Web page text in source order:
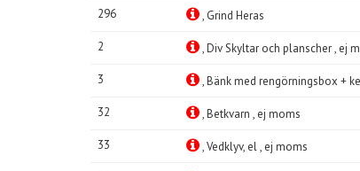
296 , Grind Heras
2 , Div Skyltar och planscher , ej
3 , Bänk med rengörningsbox +
32 , Betkvarn , ej moms
33 , Vedklyv, el , ej moms